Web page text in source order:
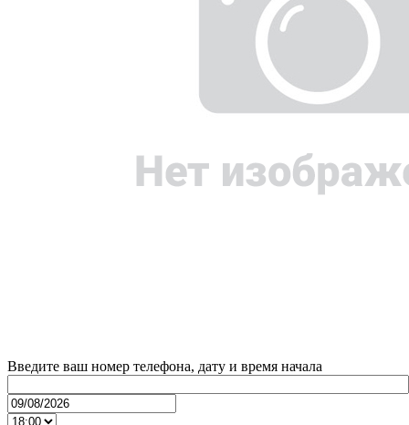
Введите ваш номер телефона, дату и время начала